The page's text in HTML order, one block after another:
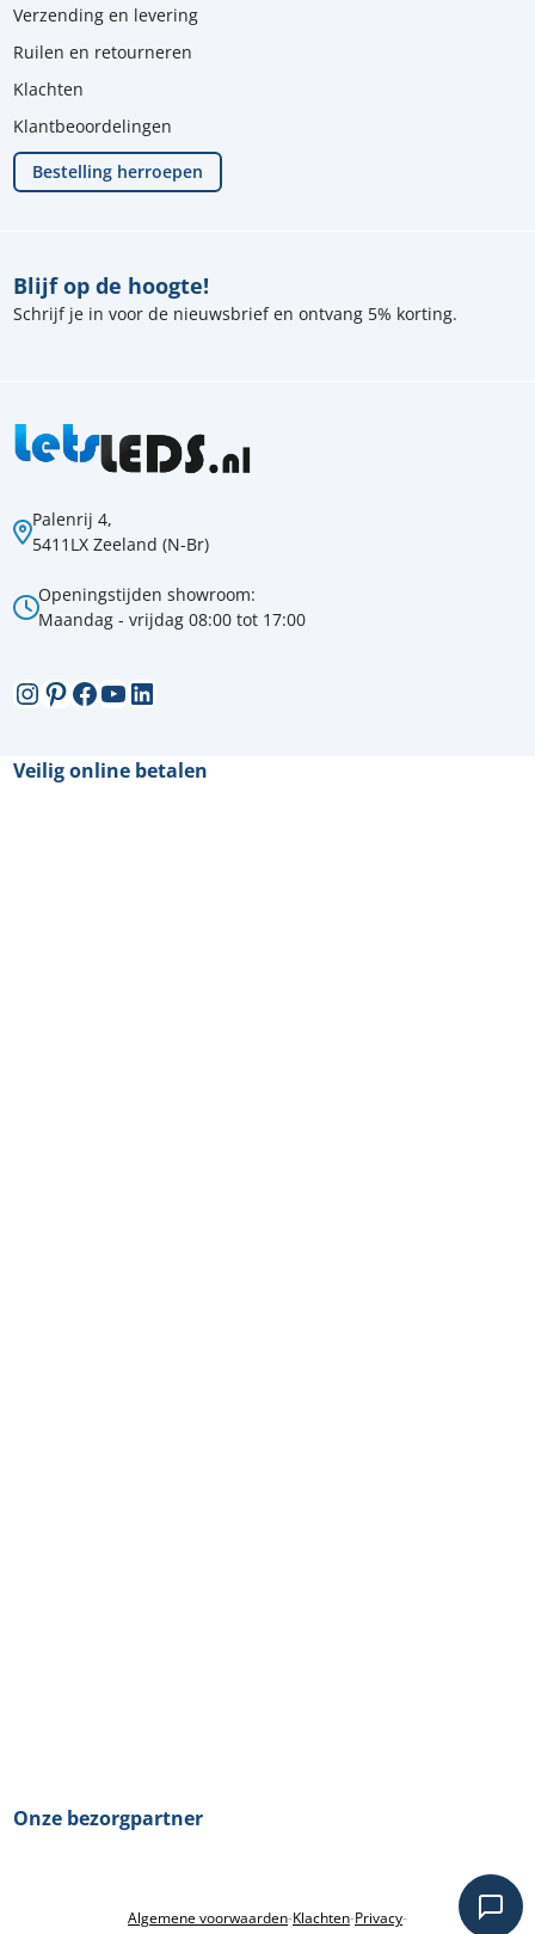
Palenrij 4,
5411LX Zeeland (N-Br)
Openingstijden showroom:
Maandag - vrijdag 08:00 tot 17:00
Instagram
Pinterest
Facebook
YouTube
LinkedIn
Blijf op de hoogte!
Schrijf je in voor de nieuwsbrief en ontvang 5% korting.
Verzending en levering
Ruilen en retourneren
Klachten
Klantbeoordelingen
Bestelling herroepen
Veilig online betalen
Onze bezorgpartner
Algemene voorwaarden-Klachten-Privacy-